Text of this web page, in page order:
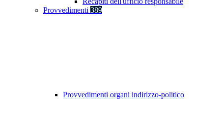
Provvedimenti 389
Provvedimenti organi indirizzo-politico